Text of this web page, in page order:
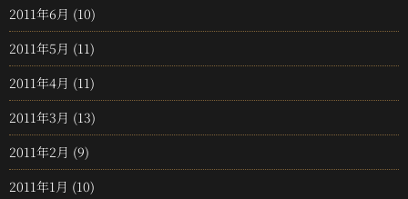
2011年6月 (10)
2011年5月 (11)
2011年4月 (11)
2011年3月 (13)
2011年2月 (9)
2011年1月 (10)